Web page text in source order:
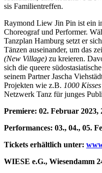
sis Familientreffen.
Raymond Liew Jin Pin ist ein
Choreograf und Performer.
Tanzplan Hamburg setzt er
Tänzen auseinander, um das
(New Village) zu kreieren.
sich die queere
seinem Partner Jascha
Projekten wie z.B. 1000 Kisses
Netzwerk Tanz für junges
Premiere: 02. Februar 2023,
Performances: 03., 04., 05.
Tickets erhältlich unter:
WIESE e.G., Wiesendamm